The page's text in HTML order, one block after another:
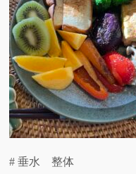
# 垂水 整体